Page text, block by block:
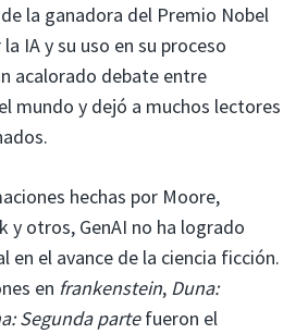
la ganadora del Premio Nobel
IA y su uso en su proceso
acalorado debate entre
mundo y dejó a muchos lectores
hechas por Moore,
y otros, GenAI no ha logrado
en el avance de la ciencia ficción.
en frankenstein, Duna:
Segunda partefueron el